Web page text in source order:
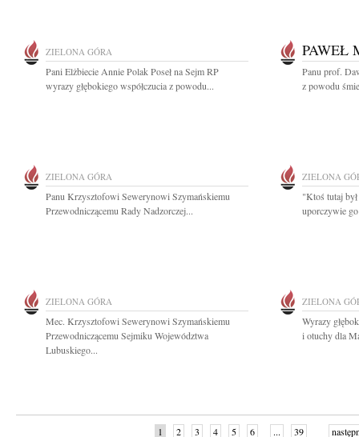
ZIELONA GÓRA
Pani Elżbiecie Annie Polak Poseł na Sejm RP
wyrazy głębokiego współczucia z powodu...
PAWEŁ
Panu prof.
z powodu
ZIELONA GÓRA
Panu Krzysztofowi Sewerynowi Szymańskiemu
Przewodniczącemu Rady Nadzorczej...
ZIELONA
"Ktoś tutaj
uporczywie
ZIELONA GÓRA
Mec. Krzysztofowi Sewerynowi Szymańskiemu
Przewodniczącemu Sejmiku Województwa
Lubuskiego...
ZIELONA
Wyrazy
i otuchy dla
1 2 3 4 5 6 ... 39